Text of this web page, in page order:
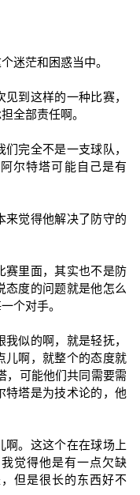
迷茫和困惑当中。
到这样的一种比赛，
全部责任啊。
完全不是一支球队，
尔特塔可能自己是有
来觉得他解决了防守的
赛里面，其实也不是防
态度的问题就是他怎么
个对手。
似的啊，就是轻抚，
儿啊，就整个的态度就
，可能他们共同需要需
特塔是为技术论的，他
啊。这这个在在球场上
觉得他是有一点欠缺
但是很长的东西好不